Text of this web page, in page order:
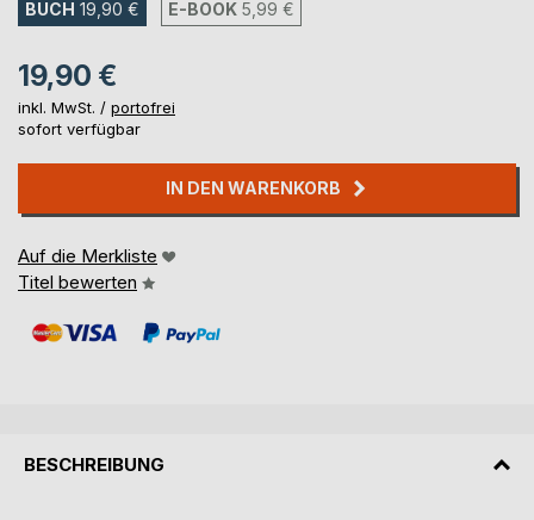
BUCH 19,90 € E-BOOK 5,99 €
19,90 €
inkl. MwSt. / portofrei
sofort verfügbar
IN DEN WARENKORB
Auf die Merkliste
Titel bewerten
BESCHREIBUNG